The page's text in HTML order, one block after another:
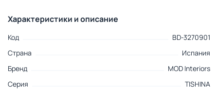
Характеристики и описание
Код
BD-3270901
Страна
Испания
Бренд
MOD Interiors
Серия
TISHINA